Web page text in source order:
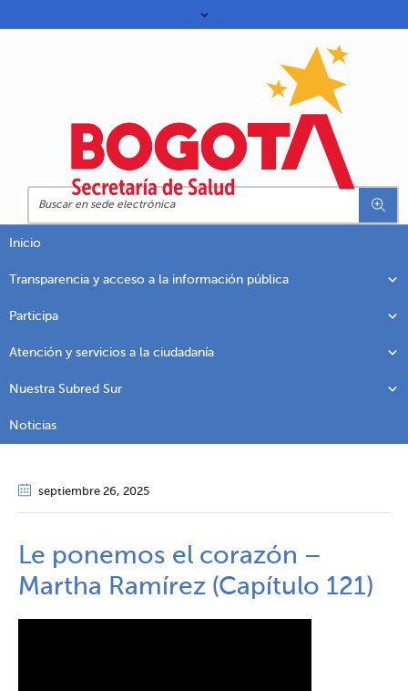
Inicio
Transparencia y acceso a la información pública
Participa
Atención y servicios a la ciudadanía
Nuestra Subred Sur
Noticias
septiembre 26, 2025
Le ponemos el corazón –
Martha Ramírez (Capítulo 121)